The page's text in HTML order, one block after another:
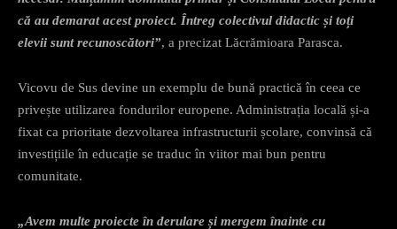
că au demarat acest proiect. Întreg colectivul didactic și toți
elevii sunt recunoscători”, a precizat Lăcrămioara Parasca.
Vicovu de Sus devine un exemplu de bună practică în ceea ce
privește utilizarea fondurilor europene. Administrația locală și-a
fixat ca prioritate dezvoltarea infrastructurii școlare, convinsă că
investițiile în educație se traduc în viitor mai bun pentru
comunitate.
„Avem multe proiecte în derulare și mergem înainte cu